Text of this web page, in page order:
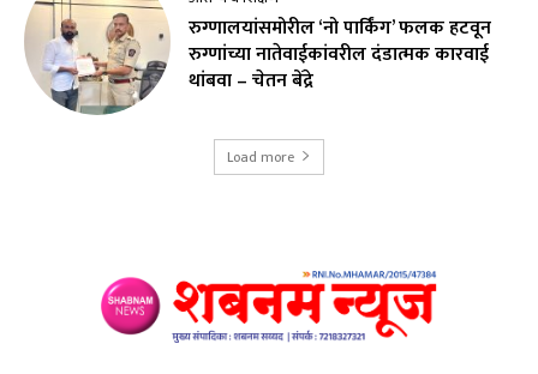
रुग्णालयांसमोरील ‘नो पार्किंग’ फलक हटवून
रुग्णांच्या नातेवाईकांवरील दंडात्मक कारवाई
थांबवा – चेतन बेंद्रे
Load more